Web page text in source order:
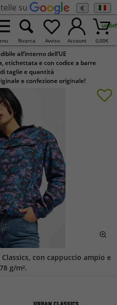
su €
Ricerca Avviso Account 0,00€
all’interno dell’UE
etichettata e con codice a barre
taglie e quantità
e confezione originale!
con cappuccio ampio e
g/m².